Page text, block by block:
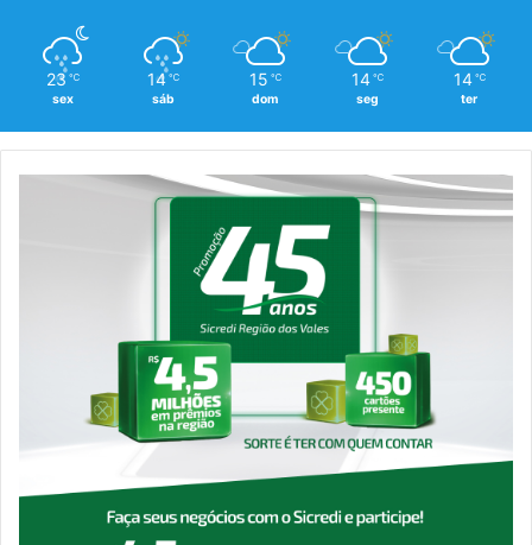
23 ℃
sex
14 ℃
sáb
15 ℃
dom
14 ℃
seg
14 ℃
ter